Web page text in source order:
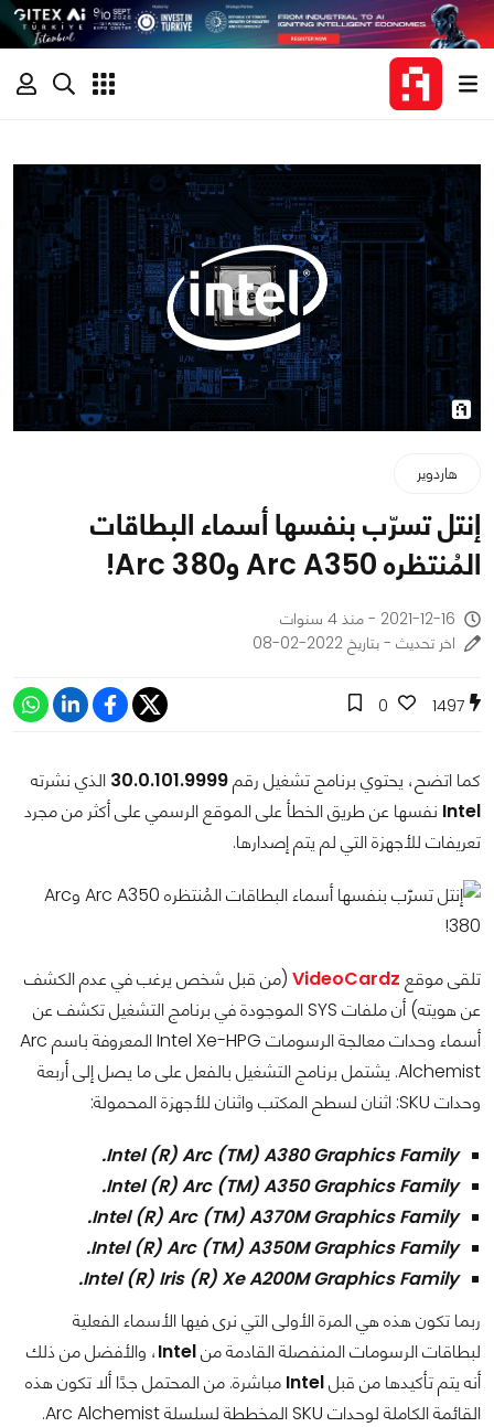
هاردوير
إنتل تسرّب بنفسها أسماء البطاقات
المُنتظره Arc A350 وArc 380!
2021-12-16 - منذ 4 سنوات
اخر تحديث - بتاريخ 2022-02-08
1497
0
كما اتضح، يحتوي برنامج تشغيل رقم30.0.101.9999 الذي نشرته
Intel نفسها عن طريق الخطأ على الموقع الرسمي على أكثر من مجرد
تعريفات للأجهزة التي لم يتم إصدارها.
تلقى موقع VideoCardz (من قبل شخص يرغب في عدم الكشف
عن هويته) أن ملفات SYS الموجودة في برنامج التشغيل تكشف عن
أسماء وحدات معالجة الرسومات Intel Xe-HPG المعروفة باسم Arc
Alchemist. يشتمل برنامج التشغيل بالفعل على ما يصل إلى أربعة
وحدات SKU: اثنان لسطح المكتب واثنان للأجهزة المحمولة:
Intel (R) Arc (TM) A380 Graphics Family.
Intel (R) Arc (TM) A350 Graphics Family.
Intel (R) Arc (TM) A370M Graphics Family.
Intel (R) Arc (TM) A350M Graphics Family.
Intel (R) Iris (R) Xe A200M Graphics Family.
ربما تكون هذه هي المرة الأولى التي نرى فيها الأسماء الفعلية
لبطاقات الرسومات المنفصلة القادمة منIntel، والأفضل من ذلك
أنه يتم تأكيدها من قبلIntel مباشرة. من المحتمل جدًا ألا تكون هذه
القائمة الكاملة لوحدات SKU المخططة لسلسلة Arc Alchemist.